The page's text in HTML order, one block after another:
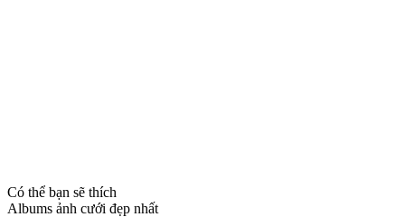
Có thể bạn sẽ thích
Albums ảnh cưới đẹp nhất